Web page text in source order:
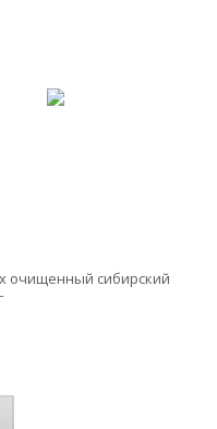
очищенный сибирский